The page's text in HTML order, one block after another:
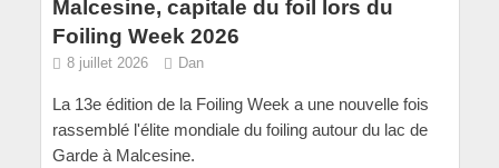
Malcesine, capitale du foil lors du
Foiling Week 2026
8 juillet 2026 Dan
La 13e édition de la Foiling Week a une nouvelle fois
rassemblé l'élite mondiale du foiling autour du lac de
Garde à Malcesine.